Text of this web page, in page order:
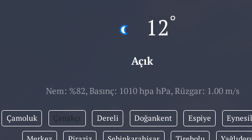
12°
Açık
Nem: %82, Basınç: 1010 hpa hPa, Rüzgar: 1.00 m/s
Çamoluk Çanakçı Dereli Doğankent Espiye Eynesil